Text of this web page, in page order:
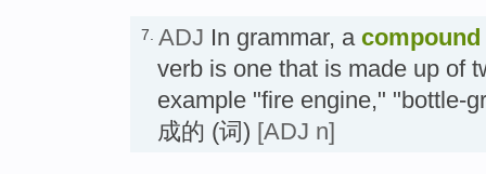
7. ADJ In grammar, a compound
verb is one that is made up of
example "fire engine," "bottle-
成的 (词) [ADJ n]